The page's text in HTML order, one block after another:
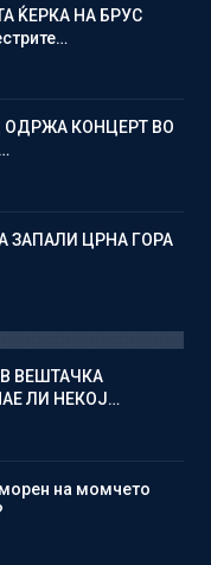
ЌЕРКА НА БРУС
ОДРЖА КОНЦЕРТ ВО
ЗАПАЛИ ЦРНА ГОРА
ВЕШТАЧКА
ЛИ НЕКОЈ…
на момчето